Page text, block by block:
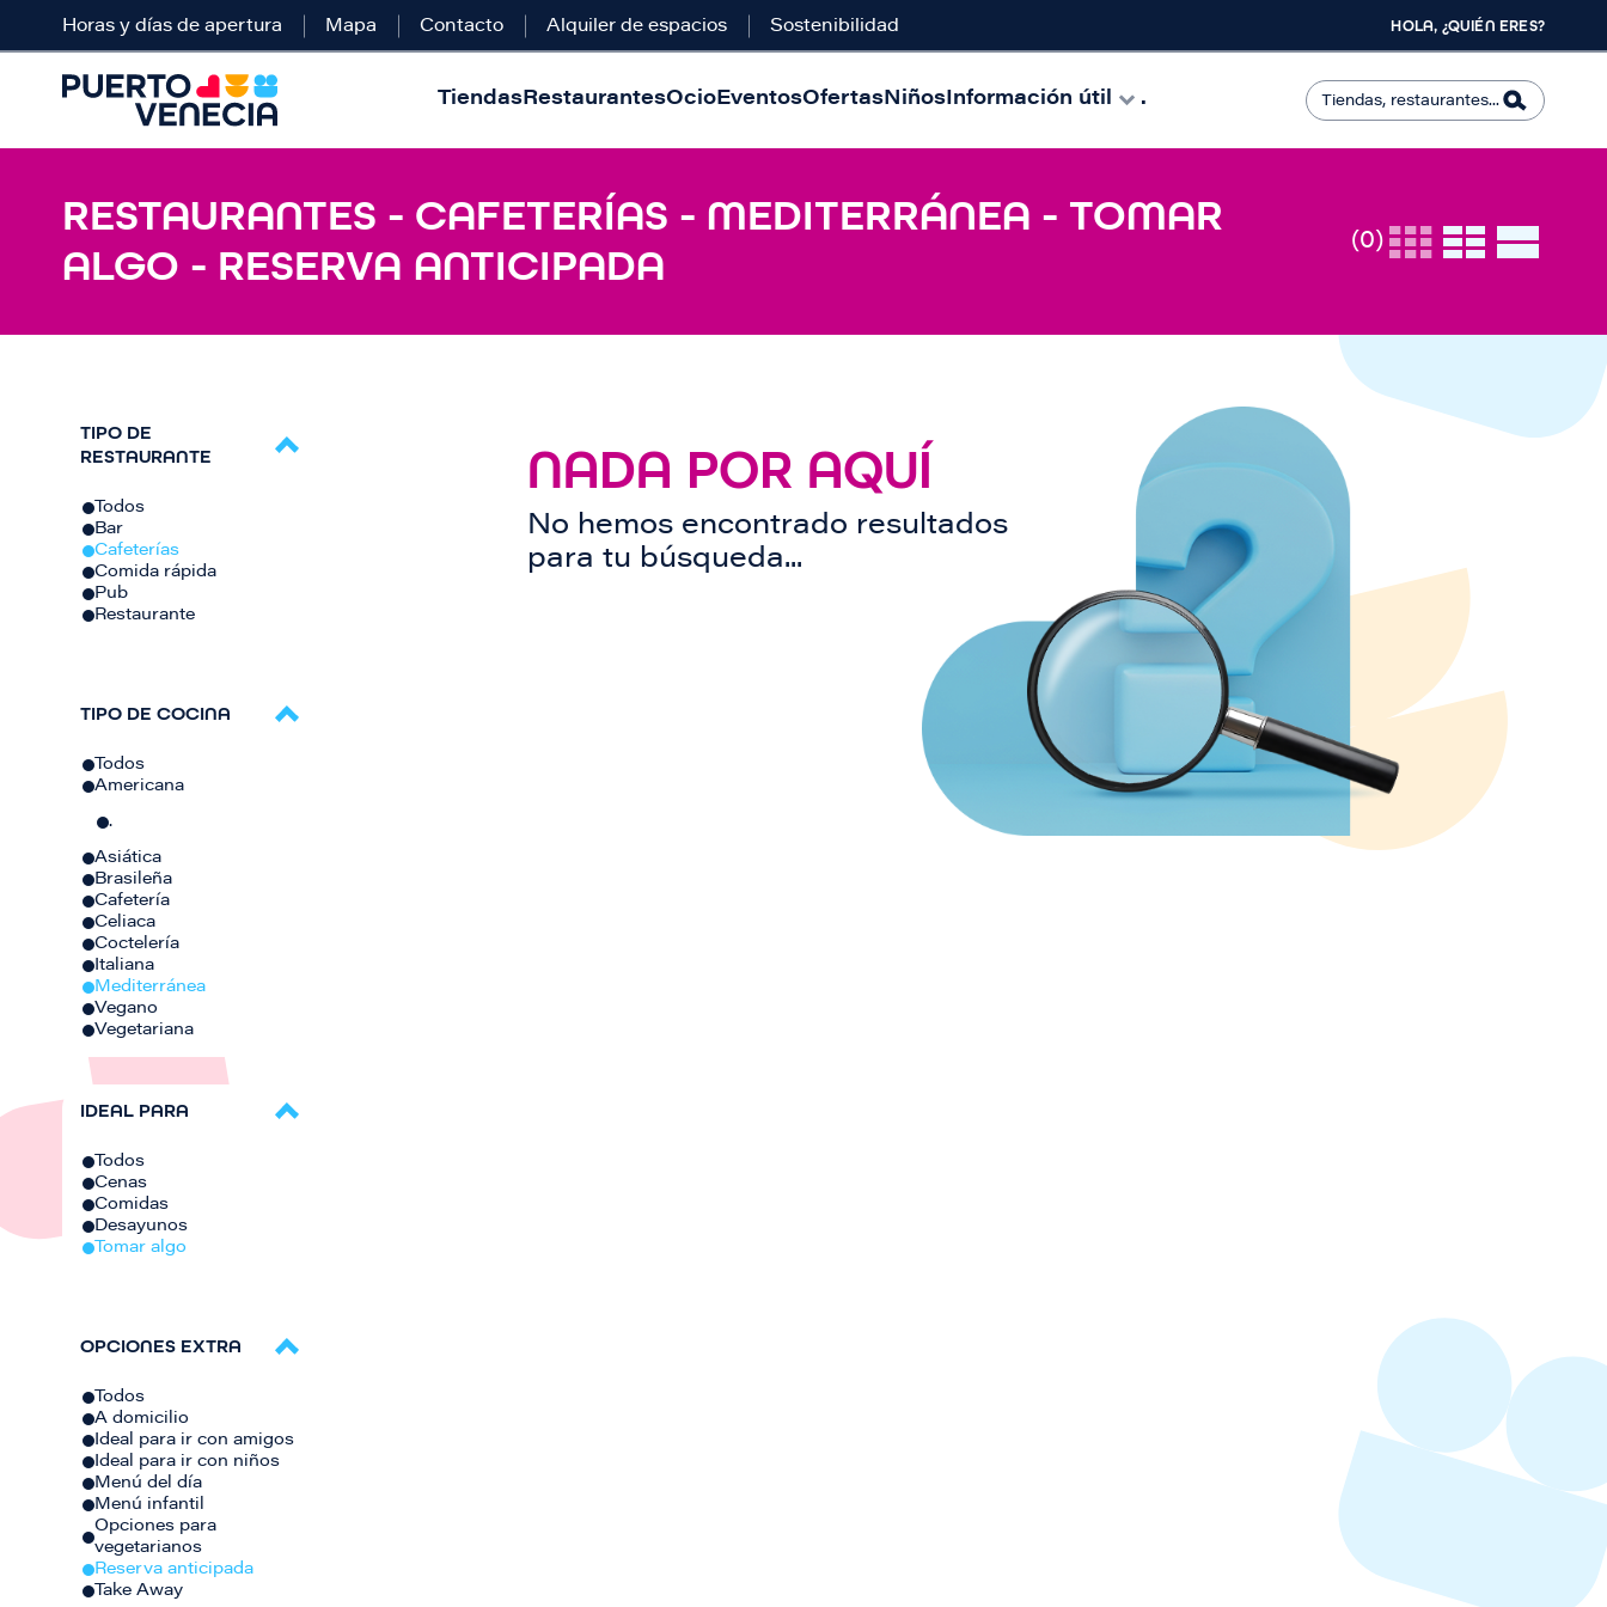
Horas y días de apertura Mapa Contacto Alquiler de espacios Sostenibilidad HOLA, ¿QUIÉN ERES?
TiendasRestaurantesOcioEventosOfertasNiñosInformación útil .
RESTAURANTES - CAFETERÍAS - MEDITERRÁNEA - TOMAR
ALGO - RESERVA ANTICIPADA
(0)
TIPO DE
RESTAURANTE
Todos
Bar
Cafeterías
Comida rápida
Pub
Restaurante
TIPO DE COCINA
Todos
Americana
.
Asiática
Brasileña
Cafetería
Celiaca
Coctelería
Italiana
Mediterránea
Vegano
Vegetariana
IDEAL PARA
Todos
Cenas
Comidas
Desayunos
Tomar algo
OPCIONES EXTRA
Todos
A domicilio
Ideal para ir con amigos
Ideal para ir con niños
Menú del día
Menú infantil
Opciones para
vegetarianos
Reserva anticipada
Take Away
NADA POR AQUÍ
No hemos encontrado resultados
para tu búsqueda...